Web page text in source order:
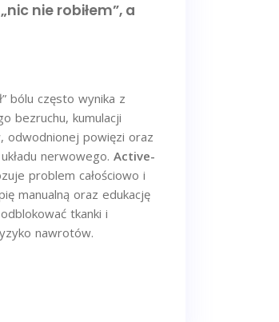
nie robiłem”, a
bólu często wynika z
bezruchu, kumulacji
odwodnionej powięzi oraz
nerwowego. Active-
problem całościowo i
manualną oraz edukację
tkanki i
nawrotów.